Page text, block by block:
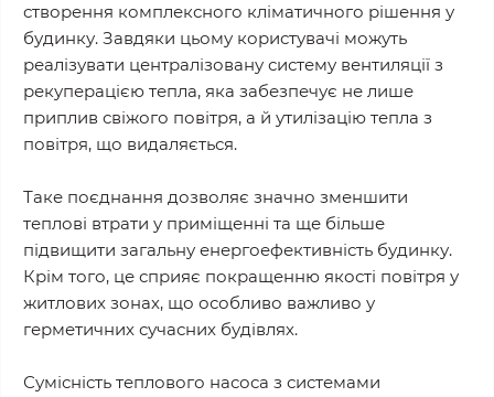
створення комплексного кліматичного рішення у
будинку. Завдяки цьому користувачі можуть
реалізувати централізовану систему вентиляції з
рекуперацією тепла, яка забезпечує не лише
приплив свіжого повітря, а й утилізацію тепла з
повітря, що видаляється.
Таке поєднання дозволяє значно зменшити
теплові втрати у приміщенні та ще більше
підвищити загальну енергоефективність будинку.
Крім того, це сприяє покращенню якості повітря у
житлових зонах, що особливо важливо у
герметичних сучасних будівлях.
Сумісність теплового насоса з системами